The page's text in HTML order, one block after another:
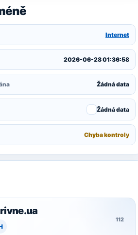
Internet
2026-06-28 01:36:58
Žádná data
Žádná data
Chyba kontroly
112